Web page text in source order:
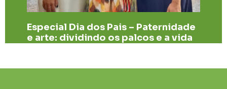
Especial Dia dos Pais – Paternidade
e arte: dividindo os palcos e a vida